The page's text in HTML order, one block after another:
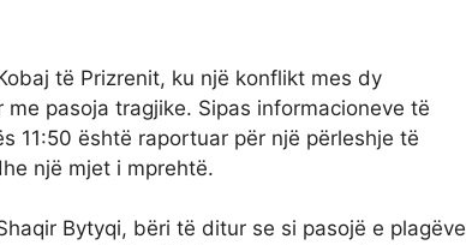
të Prizrenit, ku një konflikt mes dy
pasoja tragjike. Sipas informacioneve të
11:50 është raportuar për një përleshje të
një mjet i mprehtë.
Bytyqi, bëri të ditur se si pasojë e plagëve